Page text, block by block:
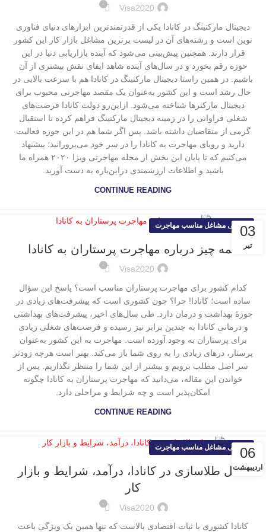
Visa2020 ۰
دیجیتال مارکتینگ در کانادا یکی از قدرتمندترین ابزارهای دنیای فناوری
نوین است و رشته‌های آن در لیست برترین مشاغل بازار کار این کشور
قرار دارند. همچنین پیش‌بینی می‌شود که آینده بازاریابی دنیا در این
حوزه رقم بخورد و در سال‌های آینده شاهد ایفای نقش بیشتری از آن
باشیم. در همین راستا دیجیتال مارکتینگ در کانادا هم با سرعت بالایی در
حال رشد است و این کشور به‌عنوان یک مقصد مهاجرتی محبوب برای
دیجیتال مارکترها شناخته می‌شود. ازاین‌رو دولت کانادا فرصت‌های
شغلی فراوانی را در زمینه دیجیتال مارکتینگ فراهم کرده تا استقبال
گرمی از متقاضیان داشته باشد. پس اگر شما هم در این حوزه فعالیت
دارید و رویای مهاجرت به کانادا را در سر خود می‌پرورانید؛ پیشنهاد
می‌کنیم که تا پایان این بخش از مجله مهاجرتی ویزا ۲۰۲۰ همراه ما
باشید و اطلاعات ارزشمندی دراین‌باره به دست آورید.
CONTINUE READING
03
تیر
معرفی مشاغل مناسب مهاجرت
همه چیز درباره مهاجرت پرستاران به کانادا
Visa2020 ۰
کدام کشور برای مهاجرت پرستاران مناسب است؟ پاسخ این سؤال
ساده است؛ کانادا! چرا؟ چون کشوری است که پیشرفت‌های زیادی در
حوزۀ بهداشت و درمان دارد. طی سال‌های اخیر، پیشرفت‌های بهداشتی
و درمانی کانادا به چندین برابر نیز رسیده و فرصت‌های شغلی زیادی
برای پرستاران به وجود آورده است. مهاجرت به این کشور به‌عنوان
پرستار، درهای زیادی را به روی شما باز می‌کند. بهتر است هرچه زودتر
سر اصل مطلب برویم و بیشتر از این شما را منتظر نگذاریم. پس از
خواندن این مقاله، می‌دانید که مهاجرت پرستاران به کانادا چگونه
امکان‌پذیر است و چه شرایط و مراحلی دارد.
CONTINUE READING
06
اردیبهشت
معرفی مشاغل مناسب مهاجرت
شغل طلاسازی در کانادا، درآمد، شرایط و بازار
کار
Visa2020 ۰
کانادا کشوری با ثبات اقتصادی بالاست که تنها همین یک ویژگی باعث